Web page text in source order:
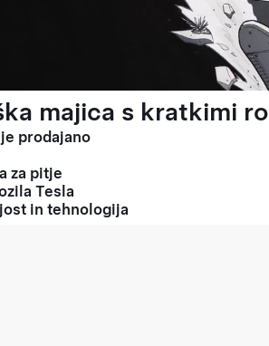
majica s kratkimi
prodajano
za pitje
Tesla
in tehnologija